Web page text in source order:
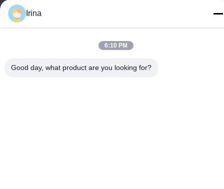
86-020-3156-0583
Китай Хорошее качество Закрытая система всасывания
Irina
6:10 PM
Good day, what product are you looking for?